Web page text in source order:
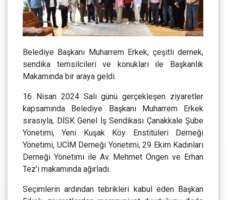
Belediye Başkanı Muharrem Erkek, çeşitli dernek,
sendika temsilcileri ve konukları ile Başkanlık
Makamında bir araya geldi.
16 Nisan 2024 Salı günü gerçekleşen ziyaretler
kapsamında Belediye Başkanı Muharrem Erkek
sırasıyla, DİSK Genel İş Sendikası Çanakkale Şube
Yönetimi, Yeni Kuşak Köy Enstitüleri Derneği
Yönetimi, UCİM Derneği Yönetimi, 29 Ekim Kadınları
Derneği Yönetimi ile Av. Mehmet Öngen ve Erhan
Tez'i makamında ağırladı.
Seçimlerin ardından tebrikleri kabul eden Başkan